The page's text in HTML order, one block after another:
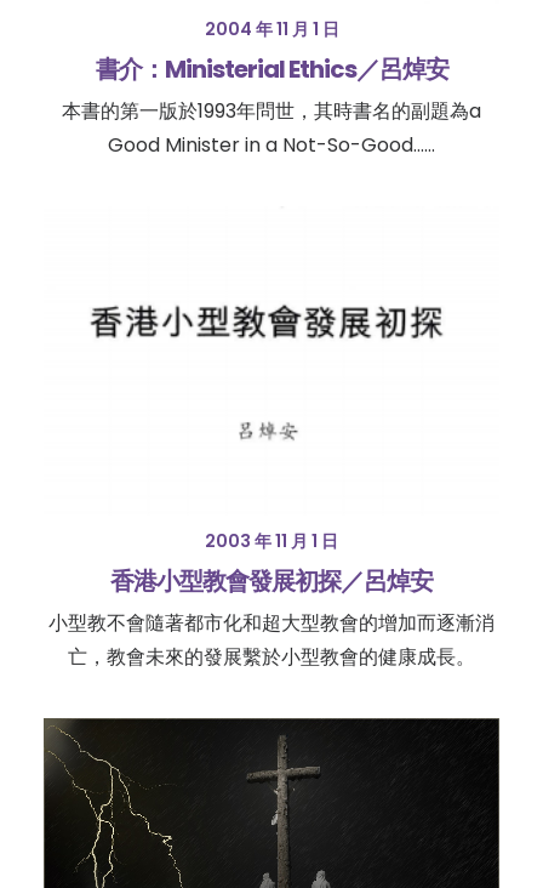
2004 年 11 月 1 日
書介：Ministerial Ethics／呂焯安
本書的第一版於1993年問世，其時書名的副題為a
Good Minister in a Not-So-Good……
2003 年 11 月 1 日
香港小型教會發展初探／呂焯安
小型教不會隨著都市化和超大型教會的增加而逐漸消
亡，教會未來的發展繫於小型教會的健康成長。